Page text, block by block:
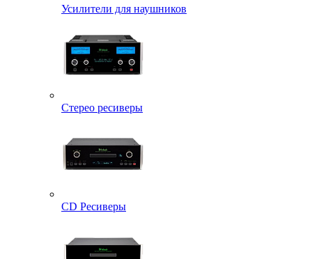
Усилители для наушников
Стерео ресиверы
CD Ресиверы